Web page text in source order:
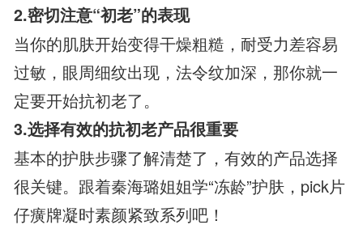
2.密切注意“初老”的表现
当你的肌肤开始变得干燥粗糙，耐受力差容易
过敏，眼周细纹出现，法令纹加深，那你就一
定要开始抗初老了。
3.选择有效的抗初老产品很重要
基本的护肤步骤了解清楚了，有效的产品选择
很关键。跟着秦海璐姐姐学“冻龄”护肤，pick片
仔癀牌凝时素颜紧致系列吧！